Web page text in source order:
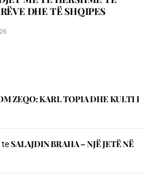
DHE TË SHQIPES
ZEQO: KARL TOPIA DHE KULTI I
teSALAJDIN BRAHA – NJЁ JETЁ NЁ